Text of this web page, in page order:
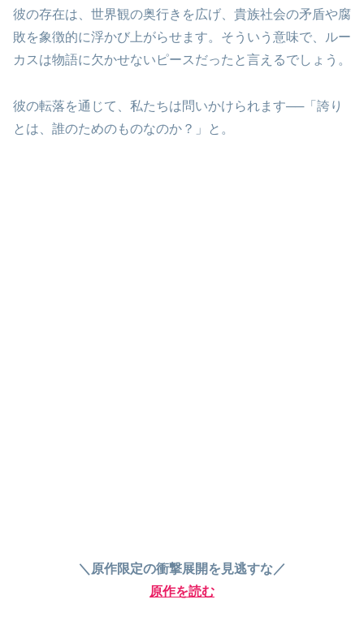
彼の存在は、世界観の奥行きを広げ、貴族社会の矛盾や腐
敗を象徴的に浮かび上がらせます。そういう意味で、ルー
カスは物語に欠かせないピースだったと言えるでしょう。
彼の転落を通じて、私たちは問いかけられます──「誇り
とは、誰のためのものなのか？」と。
＼原作限定の衝撃展開を見逃すな／
原作を読む